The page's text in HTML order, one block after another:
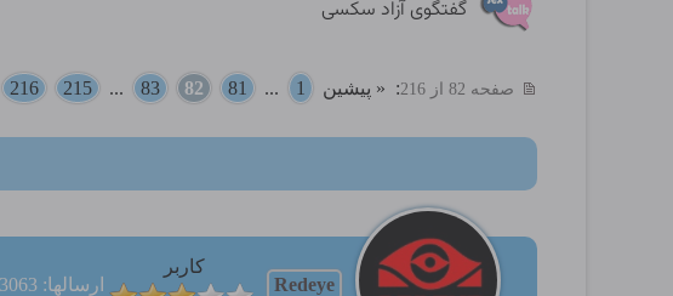
گفتگوی آزاد سکسی
صفحه 82 از 216 : « پیشین 1
...
81
82
83
...
215
216
Redeye
کاربر
ارسالها: 3063